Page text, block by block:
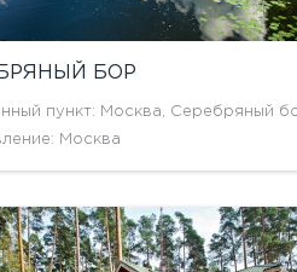
БОР
пункт: Москва, Серебряный
Москва